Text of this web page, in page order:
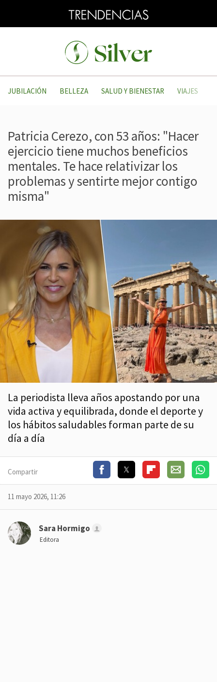
JUBILACIÓN BELLEZA SALUD Y BIENESTAR VIAJES
Patricia Cerezo, con 53 años: "Hacer
ejercicio tiene muchos beneficios
mentales. Te hace relativizar los
problemas y sentirte mejor contigo
misma"
La periodista lleva años apostando por una
vida activa y equilibrada, donde el deporte y
los hábitos saludables forman parte de su
día a día
Compartir
11 mayo 2026, 11:26
Sara Hormigo
Editora